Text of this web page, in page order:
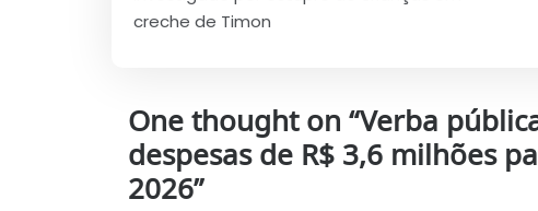
Post
creche de Timon
One thought on “Verba
despesas de R$ 3,6 milhões
2026”